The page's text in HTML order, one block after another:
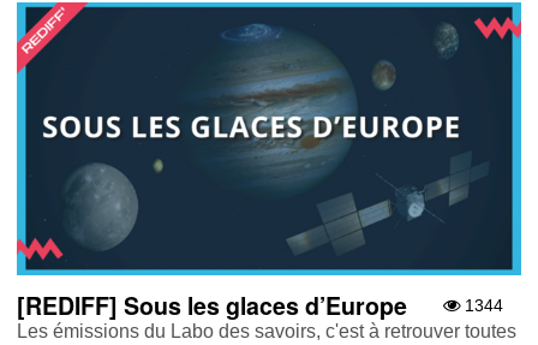
1344
[REDIFF] Sous les glaces d’Europe
Les émissions du Labo des savoirs, c'est à retrouver toutes